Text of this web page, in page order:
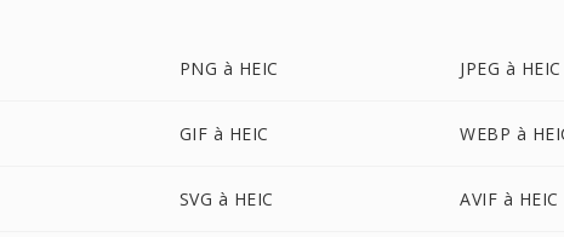
PNG à HEIC JPEG à HEIC
GIF à HEIC WEBP à
SVG à HEIC AVIF à HEIC